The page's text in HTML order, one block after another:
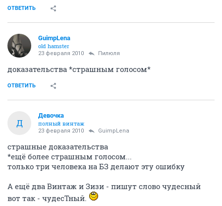
ОТВЕТИТЬ
GuimpLеna
old hamster
23 февраля 2010 Пилюля
доказательства *страшным голосом*
ОТВЕТИТЬ
Д
Девочка
полный винтаж
23 февраля 2010 GuimpLеna
страшные доказательства
*ещё более страшным голосом...
только три человека на БЗ делают эту ошибку
А ещё два Винтаж и Зизи - пишут слово чудесный
вот так - чудесТный.